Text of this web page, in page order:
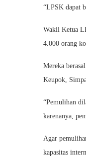
“LPSK dapat
Wakil Ketua
4.000 orang
Mereka
Keupok,
“Pemulihan
karenanya,
Agar
kapasitas